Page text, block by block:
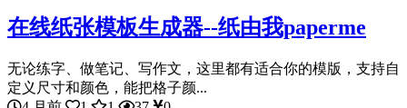
在线纸张模板生成器--纸由我paperme
无论练字、做笔记、写作文，这里都有适合你的模版，支持自
定义尺寸和颜色，能把格子颜...